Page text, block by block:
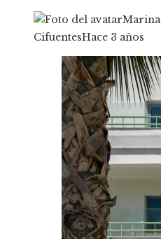
Marina
CifuentesHace 3 años